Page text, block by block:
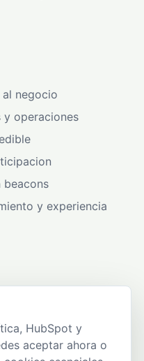
negocio
operaciones
beacons
y experiencia
HubSpot y
aceptar ahora o